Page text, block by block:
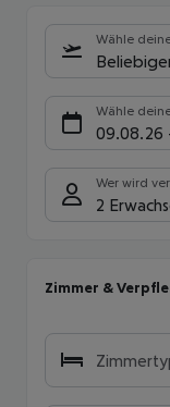
Wähle
Wähle
09.08.26
Wer wird
2
Zimmer &